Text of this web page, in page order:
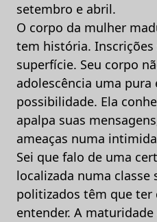
setembro e abril.
O corpo da mulher
tem história. Inscrições
superfície. Seu corpo
adolescência uma pura
possibilidade. Ela
apalpa suas
ameaças numa
Sei que falo de uma
localizada numa classe
politizados têm que ter
entender. A